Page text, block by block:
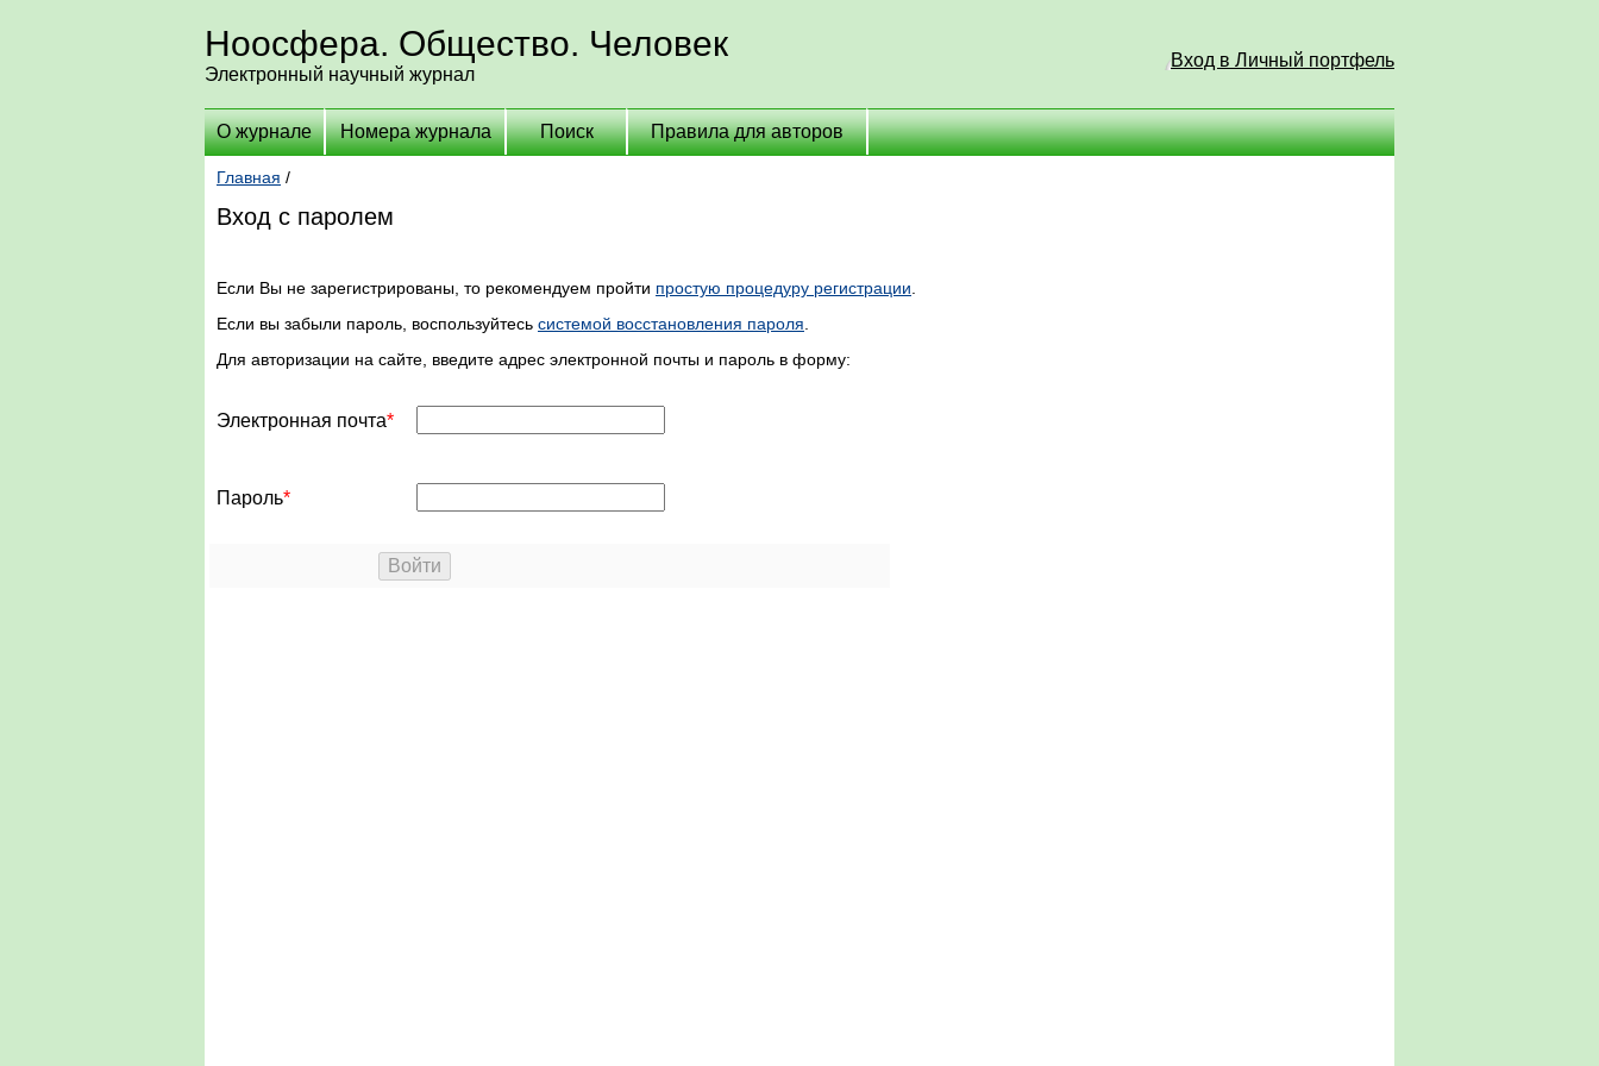
Ноосфера. Общество. Человек
Электронный научный журнал
Вход в Личный портфель
О журнале Номера журнала Поиск Правила для авторов
Главная /
Вход с паролем
Если Вы не зарегистрированы, то рекомендуем пройти простую процедуру регистрации
Если вы забыли пароль, воспользуйтесь системой восстановления пароля
Для авторизации на сайте, введите адрес электронной почты и пароль в форму:
Электронная почта
Пароль